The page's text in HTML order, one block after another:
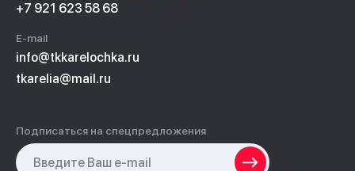
+7 921 623 58 68
E-mail
info@tkkarelochka.ru
tkarelia@mail.ru
Подписаться на спецпредложения